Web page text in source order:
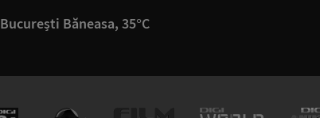
București Băneasa, 35°C